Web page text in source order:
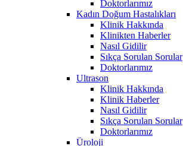
Doktorlarımız
Kadın Doğum Hastalıkları
Klinik Hakkında
Klinikten Haberler
Nasıl Gidilir
Sıkça Sorulan Sorular
Doktorlarımız
Ultrason
Klinik Hakkında
Klinik Haberler
Nasıl Gidilir
Sıkça Sorulan Sorular
Doktorlarımız
Üroloji